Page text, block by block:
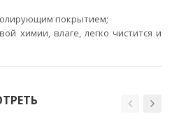
покрытием;
химии, влаге, легко чистится и